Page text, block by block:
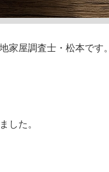
家屋調査士・松本です。
した。